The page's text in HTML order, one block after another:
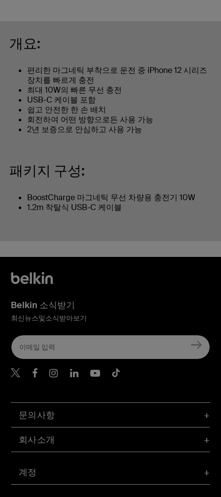
개요:
편리한 마그네틱 부착으로 운전 중 iPhone 12 시리즈
장치를 빠르게 충전
최대 10W의 빠른 무선 충전
USB-C 케이블 포함
쉽고 안전한 한 손 배치
회전하여 어떤 방향으로든 사용 가능
2년 보증으로 안심하고 사용 가능
패키지 구성:
BoostCharge 마그네틱 무선 차량용 충전기 10W
1.2m 착탈식 USB-C 케이블
계정
문의사항
회사소개
Belkin 소식받기
최신뉴스및소식받아보기
Belkin Twitter